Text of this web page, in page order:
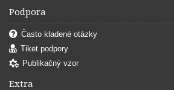
Podpora
Často kladené otázky
Tiket podpory
Publikačný vzor
Extra